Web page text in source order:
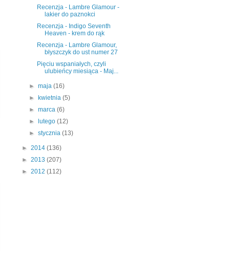
Recenzja - Lambre Glamour -
lakier do paznokci
Recenzja - Indigo Seventh
Heaven - krem do rąk
Recenzja - Lambre Glamour,
błyszczyk do ust numer 27
Pięciu wspaniałych, czyli
ulubieńcy miesiąca - Maj...
►maja(16)
►
kwietnia(5)
►marca(6)
►
lutego(12)
►stycznia(13)
► 2014 (136)
► 2013 (207)
► 2012 (112)